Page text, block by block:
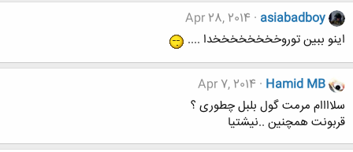
asiabadboy
Apr 28, 2014
اینو ببین توروخخخخخخخخدا ....
Hamid MB
Apr 7, 2014
سلاااام مرمت گول بلبل چطوری ؟
قربونت همچنین ..نیشتیا